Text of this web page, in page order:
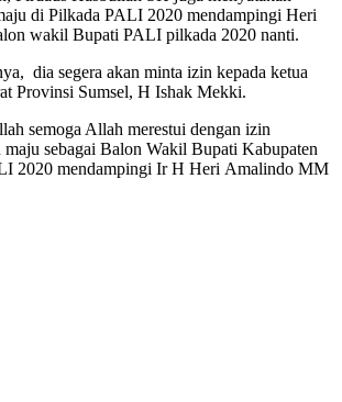
di Pilkada PALI 2020 mendampingi Heri
wakil Bupati PALI pilkada 2020 nanti.
dia segera akan minta izin kepada ketua
Provinsi Sumsel, H Ishak Mekki.
semoga Allah merestui dengan izin
maju sebagai Balon Wakil Bupati Kabupaten
2020 mendampingi Ir H Heri Amalindo MM